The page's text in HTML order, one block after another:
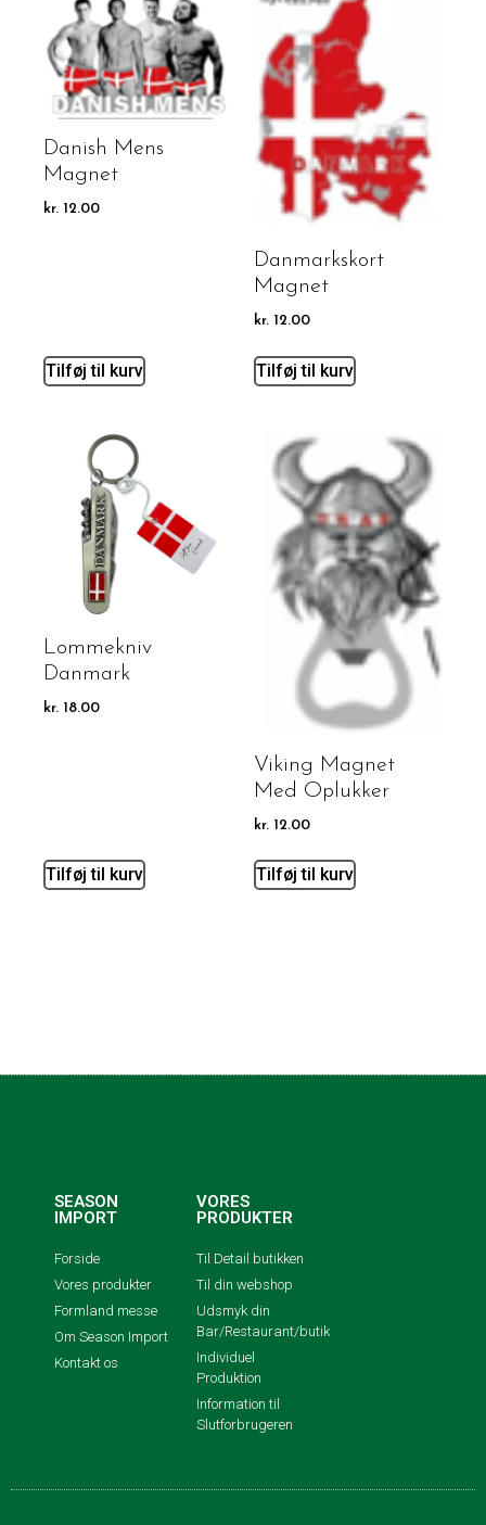
Danish Mens
Magnet
kr. 12.00
Tilføj til kurv
Danmarkskort
Magnet
kr. 12.00
Tilføj til kurv
Lommekniv
Danmark
kr. 18.00
Tilføj til kurv
Viking Magnet
Med Oplukker
kr. 12.00
Tilføj til kurv
SEASON
IMPORT
Forside
Vores produkter
Formland messe
Om Season Import
Kontakt os
VORES
PRODUKTER
Til Detail butikken
Til din webshop
Udsmyk din
Bar/Restaurant/butik
Individuel
Produktion
Information til
Slutforbrugeren